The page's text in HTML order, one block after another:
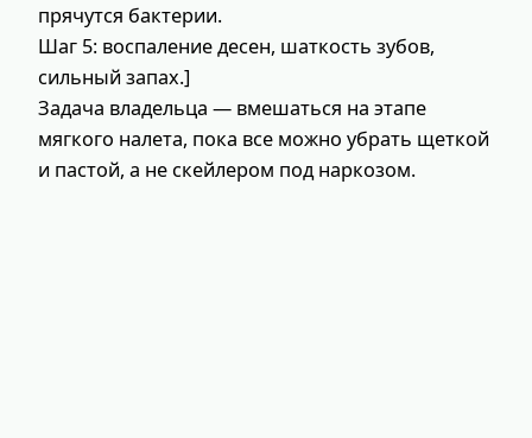
прячутся бактерии.
Шаг 5: воспаление десен, шаткость зубов,
сильный запах.]
Задача владельца — вмешаться на этапе
мягкого налета, пока все можно убрать щеткой
и пастой, а не скейлером под наркозом.